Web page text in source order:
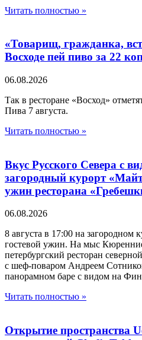
Читать полностью »
«Товарищ, гражданка,
Восходе пей пиво за 22
06.08.2026
Так в ресторане «Восход»
Пива 7 августа.
Читать полностью »
Вкус Русского Севера с
загородный курорт
ужин ресторана
06.08.2026
8 августа в 17:00 на загородном
гостевой ужин. На мыс
петербургский ресторан
с шеф-поваром Андреем
панорамном баре с видом на
Читать полностью »
Открытие пространства